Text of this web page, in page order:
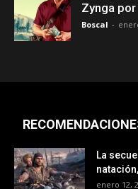
Zynga
Boscal -
La
enero 12,